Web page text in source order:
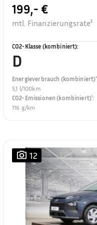
199,- €
mtl. Finanzierungsrate²
CO2-Klasse (kombiniert):
D
Energieverbrauch (kombiniert)¹
5,1 l/100km
CO2-Emissionen (kombiniert)¹:
116 g/km
12